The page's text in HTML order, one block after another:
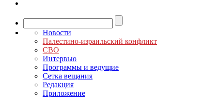
Новости
Палестино-израильский конфликт
СВО
Интервью
Программы и ведущие
Сетка вещания
Редакция
Приложение